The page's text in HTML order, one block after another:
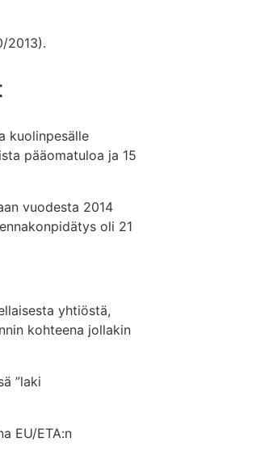
2013).
kuolinpesälle
pääomatuloa ja 15
vuodesta 2014
oli 21
yhtiöstä,
kohteena jollakin
”laki
EU/ETA:n